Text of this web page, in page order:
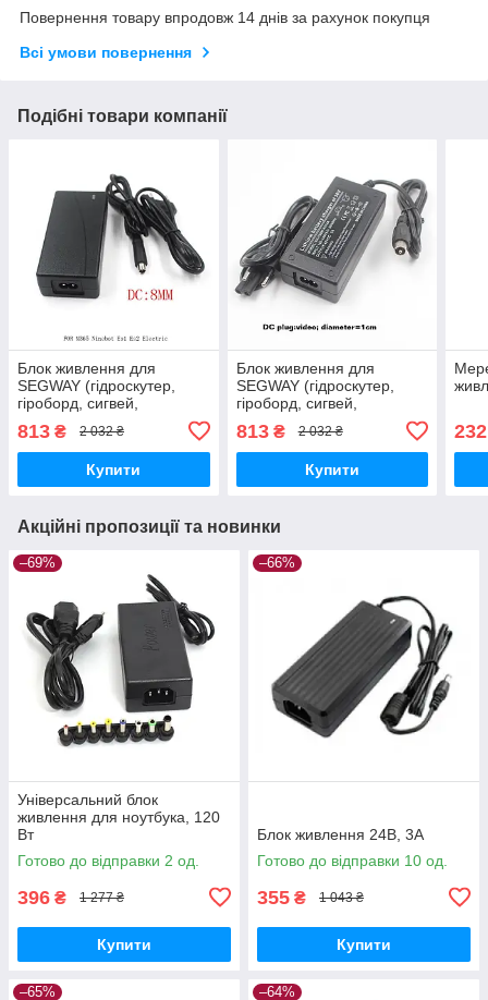
Повернення товару впродовж 14 днів за рахунок покупця
Всі умови повернення
Подібні товари компанії
Блок живлення для
SEGWAY (гідроскутер,
гіроборд, сигвей,
2A, M365
813 ₴ 2 032 ₴
Купити
Блок живлення для
SEGWAY (гідроскутер,
гіроборд, сигвей,
електроскутер) 42 В 2 A,
RCA 10MM
813₴ 2 032 ₴
Купити
232
Акційні пропозиції та новинки
–69%
Універсальний блок
живлення для ноутбука, 120
Вт
Готово до відправки 2 од.
396 ₴ 1 277 ₴
Купити
–66%
Блок живлення 24В, 3А
Готово до відправки 10 од.
355 ₴ 1 043 ₴
Купити
–65% –64%